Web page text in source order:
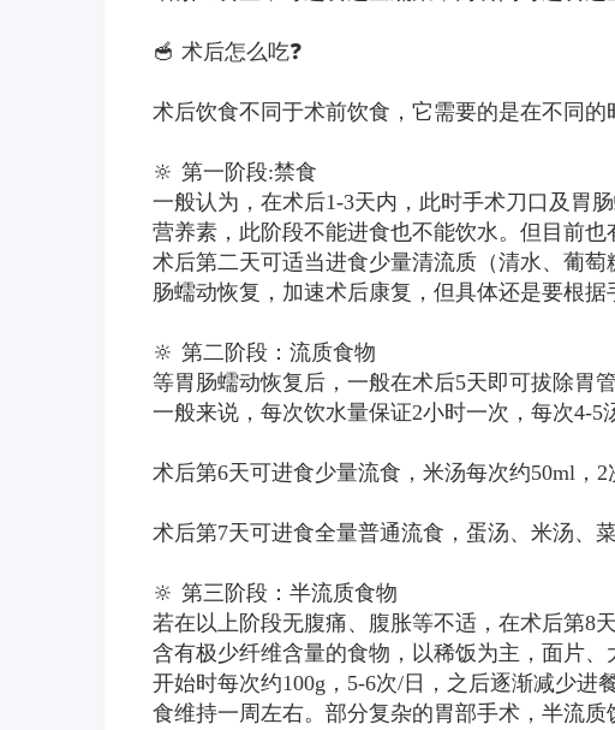
🥣 术后怎么吃❓
术后饮食不同于术前饮食，它需要的是在不同的
🔆 第一阶段:禁食
一般认为，在术后1-3天内，此时手术刀口及胃
营养素，此阶段不能进食也不能饮水。但目前
术后第二天可适当进食少量清流质（清水、葡
肠蠕动恢复，加速术后康复，但具体还是要根据
🔆 第二阶段：流质食物
等胃肠蠕动恢复后，一般在术后5天即可拔除胃
一般来说，每次饮水量保证2小时一次，每次4-5
术后第6天可进食少量流食，米汤每次约50ml，2
术后第7天可进食全量普通流食，蛋汤、米汤、
🔆 第三阶段：半流质食物
若在以上阶段无腹痛、腹胀等不适，在术后第8
含有极少纤维含量的食物，以稀饭为主，面片
开始时每次约100g，5-6次/日，之后逐渐减少进
食维持一周左右。部分复杂的胃部手术，半流